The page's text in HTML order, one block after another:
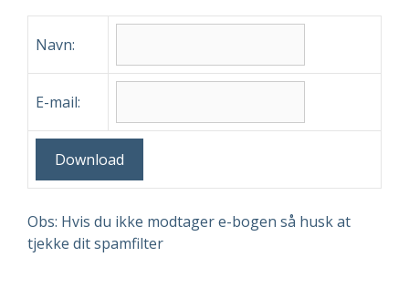
Navn:
E-mail:
Download
Obs: Hvis du ikke modtager e-bogen så husk at
tjekke dit spamfilter